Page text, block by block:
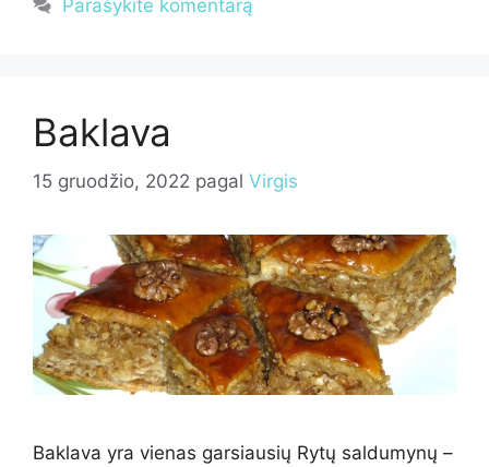
Parašykite komentarą
Baklava
15 gruodžio, 2022 pagal Virgis
Baklava yra vienas garsiausių Rytų saldumynų –